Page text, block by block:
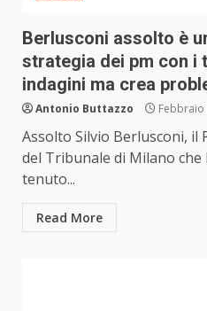
Berlusconi assolto è
strategia dei pm con i
indagini ma crea
Antonio Buttazzo Febbraio
Assolto Silvio Berlusconi, il
del Tribunale di Milano
tenuto...
Read More